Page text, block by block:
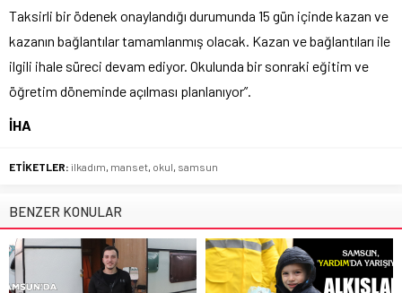
Taksirli bir ödenek onaylandığı durumunda 15 gün içinde kazan ve
kazanın bağlantılar tamamlanmış olacak. Kazan ve bağlantıları ile
ilgili ihale süreci devam ediyor. Okulunda bir sonraki eğitim ve
öğretim döneminde açılması planlanıyor”.
İHA
ETİKETLER: ilkadım manset okul samsun
BENZER KONULAR